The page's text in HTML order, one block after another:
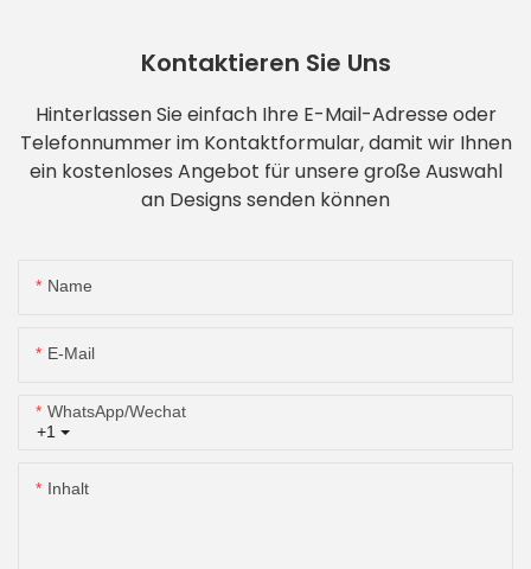
Kontaktieren Sie Uns
Hinterlassen Sie einfach Ihre E-Mail-Adresse oder
Telefonnummer im Kontaktformular, damit wir Ihnen
ein kostenloses Angebot für unsere große Auswahl
an Designs senden können
Name
E-Mail
+1
WhatsApp/Wechat
Inhalt